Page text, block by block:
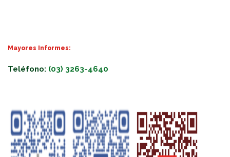
Mayores Informes:
Teléfono: (03) 3263-4640